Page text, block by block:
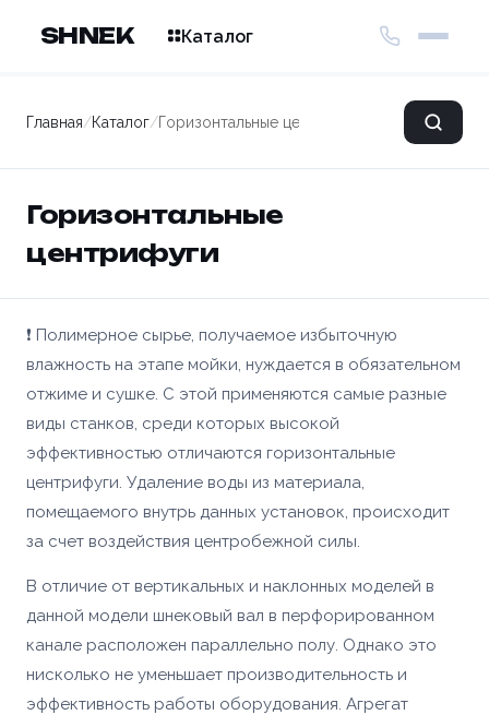
SHNEK Каталог
Главная/Каталог/Горизонтальные центрифуги
Горизонтальные
центрифуги
❗ Полимерное сырье, получаемое избыточную
влажность на этапе мойки, нуждается в обязательном
отжиме и сушке. С этой применяются самые разные
виды станков, среди которых высокой
эффективностью отличаются горизонтальные
центрифуги. Удаление воды из материала,
помещаемого внутрь данных установок, происходит
за счет воздействия центробежной силы.
В отличие от вертикальных и наклонных моделей в
данной модели шнековый вал в перфорированном
канале расположен параллельно полу. Однако это
нисколько не уменьшает производительность и
эффективность работы оборудования. Агрегат